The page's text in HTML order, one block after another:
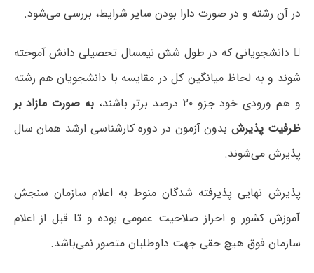
در آن رشته و در صورت دارا بودن سایر شرایط، بررسی می‌شود.
 دانشجویانی که در طول شش نیمسال تحصیلی دانش آموخته
شوند و به لحاظ میانگین کل در مقایسه با دانشجویان هم رشته
و هم ورودی خود جزو ۲۰ درصد برتر باشند،
به صورت مازاد بر
ظرفیت پذیرش بدون آزمون در دوره کارشناسی ارشد همان سال
پذیرش می‌شوند.
پذیرش نهایی پذیرفته شدگان منوط به اعلام سازمان سنجش
آموزش کشور و احراز صلاحیت عمومی بوده و تا قبل از اعلام
سازمان فوق هیچ حقی جهت داوطلبان متصور نمی‌باشد.